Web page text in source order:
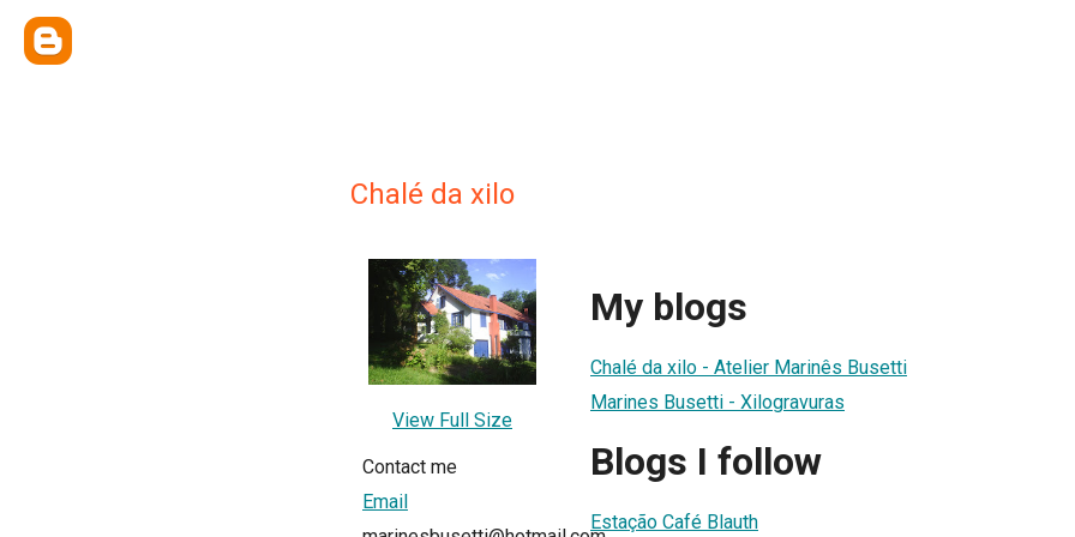
Chalé da xilo
View Full Size
Contact me
Email
My blogs
Chalé da xilo - Atelier Marinês Busetti
Marines Busetti - Xilogravuras
Blogs I follow
Estação Café Blauth